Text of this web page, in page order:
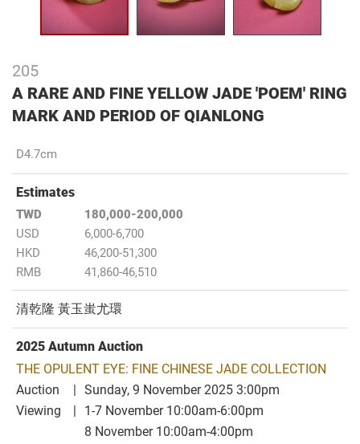
205
A RARE AND FINE YELLOW JADE 'POEM' RING
MARK AND PERIOD OF QIANLONG
D4.7cm
Estimates
TWD
180,000-200,000
USD
6,000-6,700
HKD
46,200-51,300
RMB
41,860-46,510
清乾隆 黃玉蚩尤環
2025 Autumn Auction
THE OPULENT EYE: FINE CHINESE JADE COLLECTION
Auction
Sunday, 9 November 2025 3:00pm
Viewing
1-7 November 10:00am-6:00pm
8 November 10:00am-4:00pm